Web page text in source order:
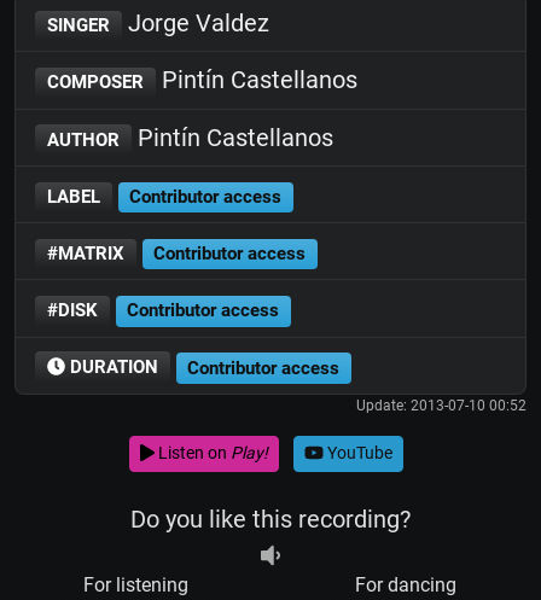
SINGER Jorge Valdez
COMPOSER Pintín Castellanos
AUTHOR Pintín Castellanos
LABEL Contributor access
#MATRIX Contributor access
#DISK Contributor access
DURATION Contributor access
Update: 2013-07-10 00:52
Listen on Play! YouTube
Do you like this recording?
For listening For dancing